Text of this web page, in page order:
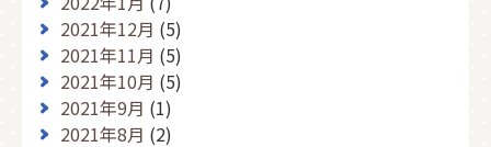
2021年12月 (5)
2021年11月 (5)
2021年10月 (5)
2021年9月 (1)
2021年8月 (2)